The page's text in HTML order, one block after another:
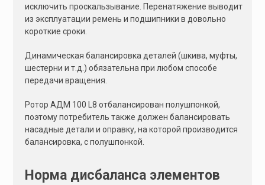
исключить проскальзывание. Перенатяжение выводит
из эксплуатации ремень и подшипники в довольно
короткие сроки.
Динамическая балансировка деталей (шкива, муфты,
шестерни и т.д.) обязательна при любом способе
передачи вращения.
Ротор АДМ 100 L8 отбалансирован полушпонкой,
поэтому потребитель также должен балансировать
насадные детали и оправку, на которой производится
балансировка, с полушпонкой.
Норма дисбаланса элементов